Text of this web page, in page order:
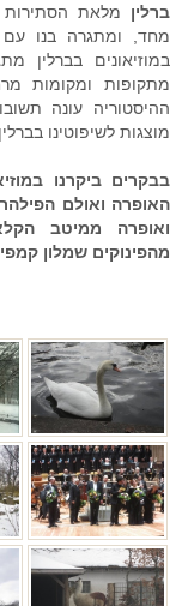
ברלין מלאת הסתירות
מחד, ומתגרה בנו עם
במוזיאונים בברלין
מתקופות ומקומות
ההיסטוריה עונה
מוצגות לשיפוטינו בברלין.
בבקרים ביקרנו
האופרה ואולם
ואופרה ממיטב
מהפינוקים שמלון קמפינסקי (ברמת 5